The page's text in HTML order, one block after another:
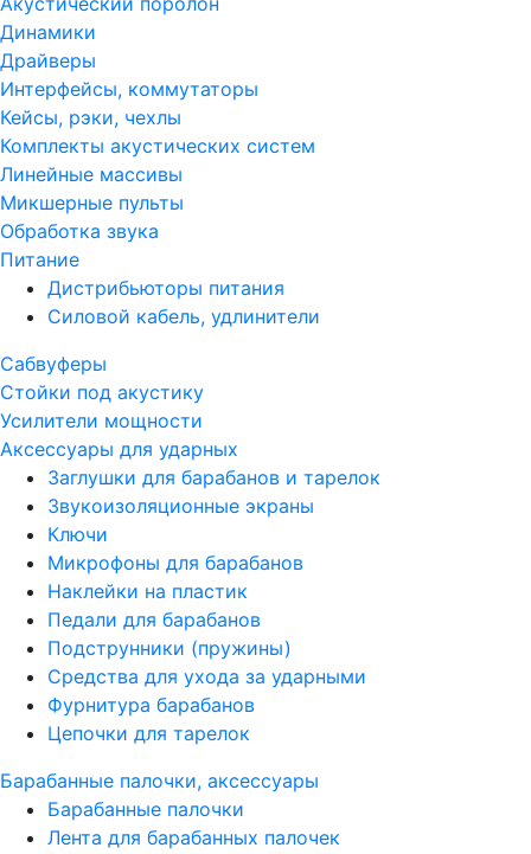
Динамики
Драйверы
Интерфейсы, коммутаторы
Кейсы, рэки, чехлы
Комплекты акустических систем
Линейные массивы
Микшерные пульты
Обработка звука
Питание
Дистрибьюторы питания
Силовой кабель, удлинители
Сабвуферы
Стойки под акустику
Усилители мощности
Аксессуары для ударных
Заглушки для барабанов и тарелок
Звукоизоляционные экраны
Ключи
Микрофоны для барабанов
Наклейки на пластик
Педали для барабанов
Подструнники (пружины)
Средства для ухода за ударными
Фурнитура барабанов
Цепочки для тарелок
Барабанные палочки, аксессуары
Барабанные палочки
Лента для барабанных палочек